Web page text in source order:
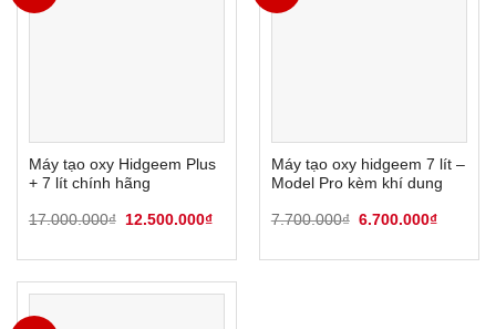
Máy tạo oxy Hidgeem Plus
+ 7 lít chính hãng
17.000.000₫
Giá
17.000.000₫.
12.500.000₫Giá
là:
Máy tạo oxy hidgeem 7 lít –
Model Pro kèm khí dung
7.700.000₫ Giá
7.700.000₫.
6.700.000₫Giá
là: